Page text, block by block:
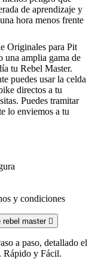
de aprendizaje y
hora menos frente
Originales para Pit
una amplia gama de
tu Rebel Master.
puedes usar la celda
directos a tu
Puedes tramitar
lo enviemos a tu
y condiciones
rebel master 
a paso, detallado el
Rápido y Fácil.